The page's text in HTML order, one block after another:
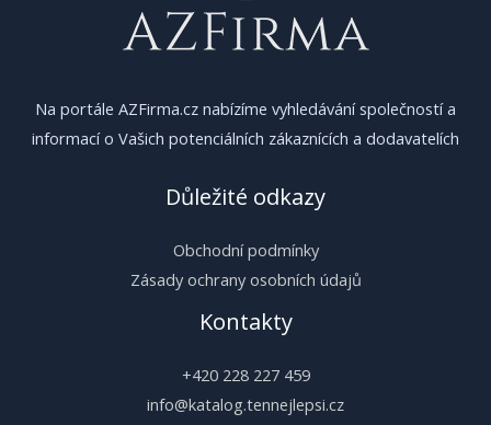
Na portále AZFirma.cz nabízíme vyhledávání společností a
informací o Vašich potenciálních zákaznících a dodavatelích
Důležité odkazy
Obchodní podmínky
Zásady ochrany osobních údajů
Kontakty
+420 228 227 459
info@katalog.tennejlepsi.cz